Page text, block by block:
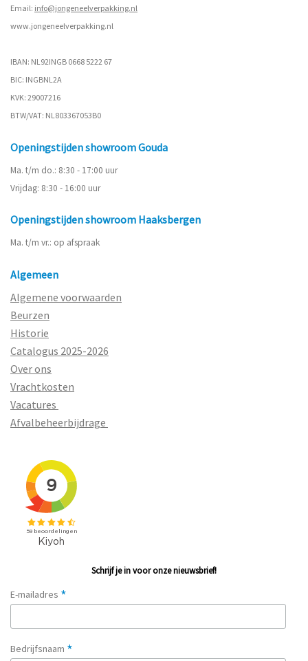
Email: info@jongeneelverpakking.nl
www.jongeneelverpakking.nl
IBAN: NL92INGB 0668 5222 67
BIC: INGBNL2A
KVK: 29007216
BTW/VAT: NL803367053B0
Openingstijden showroom Gouda
Ma. t/m do.: 8:30 - 17:00 uur
Vrijdag: 8:30 - 16:00 uur
Openingstijden showroom Haaksbergen
Ma. t/m vr.: op afspraak
Algemeen
Algemene voorwaarden
Beurzen
Historie
Catalogus 2025-2026
Over ons
Vrachtkosten
Vacatures
Afvalbeheerbijdrage
Schrijf je in voor onze nieuwsbrief!
E-mailadres *
Bedrijfsnaam *